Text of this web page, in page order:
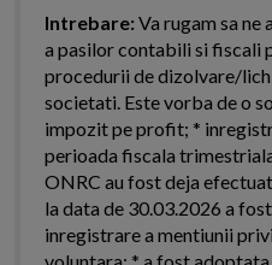
Intrebare:Va rugam sa
a pasilor contabili si fiscali
procedurii de dizolvare/
societati. Este vorba de o
impozit pe profit; *
perioada fiscala
ONRC au fost deja
la data de 30.03.2026 a
inregistrare a mentiunii